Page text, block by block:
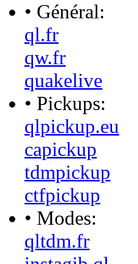
• Général:
ql.fr
qw.fr
quakelive
• Pickups:
qlpickup.eu
capickup
tdmpickup
ctfpickup
• Modes:
qltdm.fr